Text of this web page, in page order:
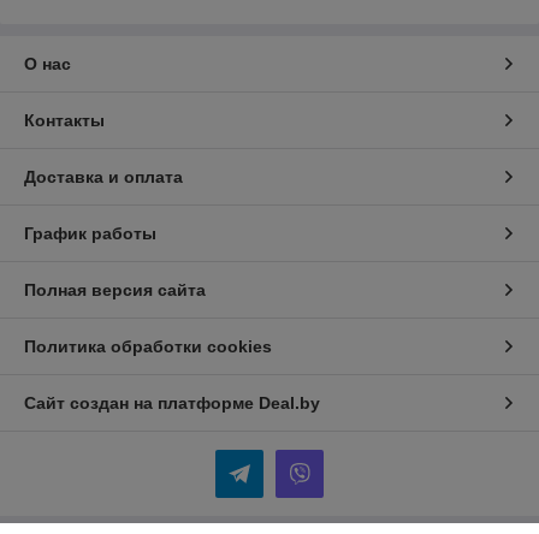
О нас
Контакты
Доставка и оплата
График работы
Полная версия сайта
Политика обработки cookies
Сайт создан на платформе Deal.by